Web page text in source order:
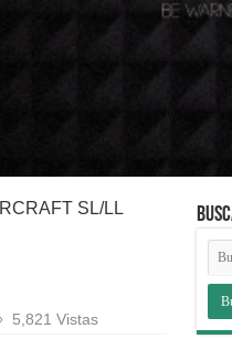
SL/LL
5,821 Vistas